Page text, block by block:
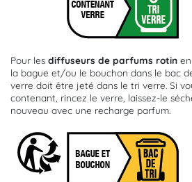
Pour les diffuseurs de parfums rotin
la bague et/ou le bouchon dans le bac
verre doit être jeté dans le tri verre. Si
contenant, rincez le verre, laissez-le
nouveau avec une recharge parfum.